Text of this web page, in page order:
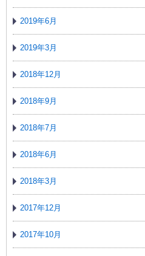
2019年6月
2019年3月
2018年12月
2018年9月
2018年7月
2018年6月
2018年3月
2017年12月
2017年10月